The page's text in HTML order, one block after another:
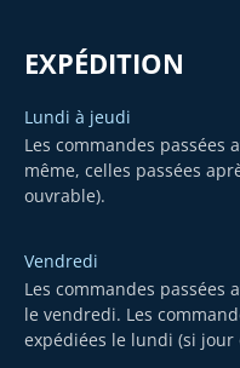
EXPÉDITION
Lundi à jeudi
Les commandes passées
même, celles passées
ouvrable).
Vendredi
Les commandes passées
le vendredi. Les
expédiées le lundi (si jour